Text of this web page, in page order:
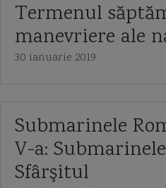
Termenul
manevriere ale
30 ianuarie 2019
Submarinele
V-a:
Sfârşitul